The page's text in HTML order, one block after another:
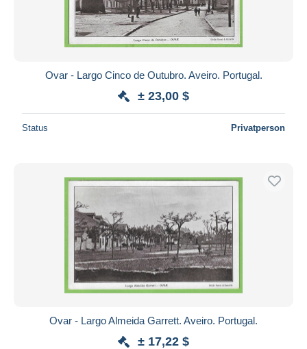
Ovar - Largo Cinco de Outubro. Aveiro. Portugal.
± 23,00 $
Status Privatperson
Ovar - Largo Almeida Garrett. Aveiro. Portugal.
± 17,22 $